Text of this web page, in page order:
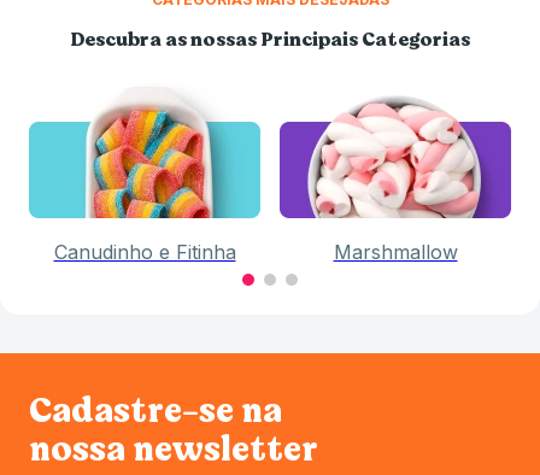
Descubra as nossas Principais Categorias
Canudinho e Fitinha Marshmallow
Cadastre-se na
nossa newsletter